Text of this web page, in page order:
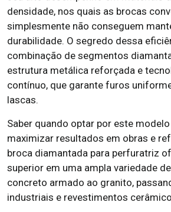
densidade, nos quais as brocas
simplesmente não conseguem
durabilidade. O segredo dessa
combinação de segmentos
estrutura metálica reforçada e
contínuo, que garante furos
lascas.
Saber quando optar por este
maximizar resultados em obras e
broca diamantada para perfuratriz
superior em uma ampla variedade
concreto armado ao granito,
industriais e revestimentos